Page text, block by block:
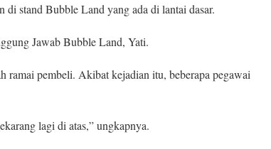
stand Bubble Land yang ada di lantai dasar.
Jawab Bubble Land, Yati.
ramai pembeli. Akibat kejadian itu, beberapa pegawai
lagi di atas,” ungkapnya.